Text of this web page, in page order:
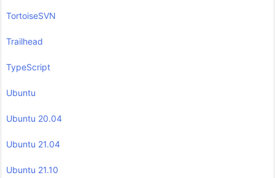
TortoiseSVN
Trailhead
TypeScript
Ubuntu
Ubuntu 20.04
Ubuntu 21.04
Ubuntu 21.10